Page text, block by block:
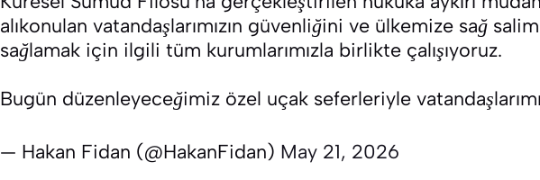
alıkonulan vatandaşlarımızın güvenliğini ve ülkemize sağ
sağlamak için ilgili tüm kurumlarımızla birlikte çalışıyoruz.
Bugün düzenleyeceğimiz özel uçak seferleriyle
— Hakan Fidan (@HakanFidan) May 21, 2026